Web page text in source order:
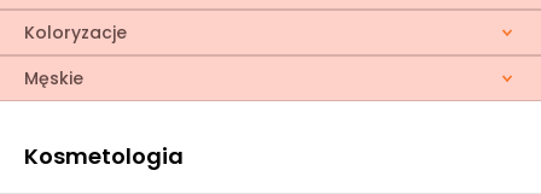
Koloryzacje
Męskie
Kosmetologia